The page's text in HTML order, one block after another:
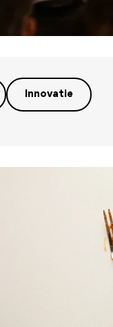
Innovatie